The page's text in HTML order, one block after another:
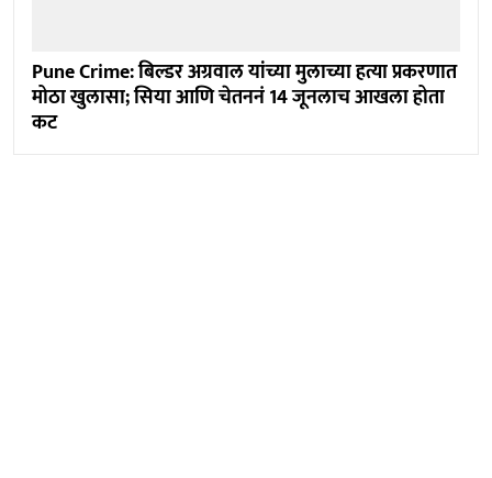
Pune Crime: बिल्डर अग्रवाल यांच्या मुलाच्या हत्या प्रकरणात
मोठा खुलासा; सिया आणि चेतननं 14 जूनलाच आखला होता
कट